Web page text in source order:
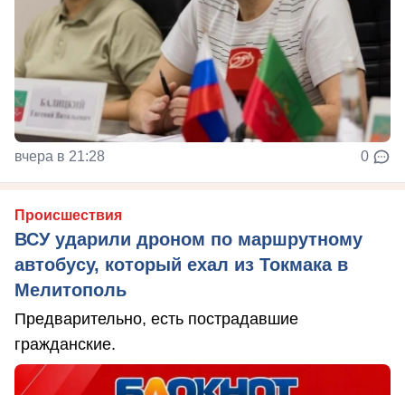
вчера в 21:28 0
Происшествия
ВСУ ударили дроном по маршрутному
автобусу, который ехал из Токмака в
Мелитополь
Предварительно, есть пострадавшие
гражданские.